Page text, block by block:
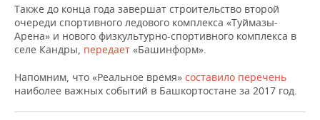
НЕФТЕХИМИЯ
НЕФТЬ
ОПК
РОЗНИЧНАЯ ТОРГОВЛЯ
УСЛУГИ
НОВОСТИ ТЕХНОЛОГИЙ
МЕДИА
МЕРОПРИЯТИЯ
ВЫЕЗДНАЯ РЕДАКЦИЯ
НОВОСТИ СПОРТА
ОБЩЕСТВО
Также до конца года завершат строительство второй
очереди спортивного ледового комплекса «Туймазы-
Арена» и нового физкультурно-спортивного комплекса в
селе Кандры, передает «Башинформ».
Напомним, что «Реальное время» составило перечень
наиболее важных событий в Башкортостане за 2017 год.